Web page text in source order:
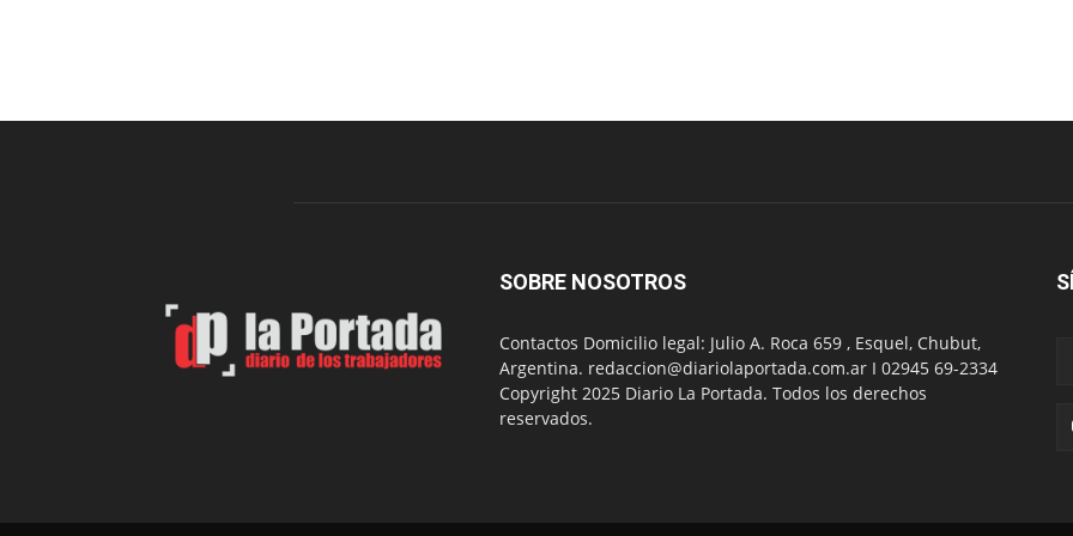
SOBRE NOSOTROS
Contactos Domicilio legal: Julio A. Roca 659 , Esquel, Chubut,
Argentina. redaccion@diariolaportada.com.ar I 02945 69-2334
Copyright 2025 Diario La Portada. Todos los derechos
reservados.